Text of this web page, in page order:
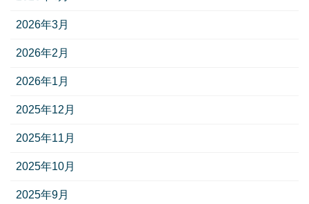
2026年3月
2026年2月
2026年1月
2025年12月
2025年11月
2025年10月
2025年9月